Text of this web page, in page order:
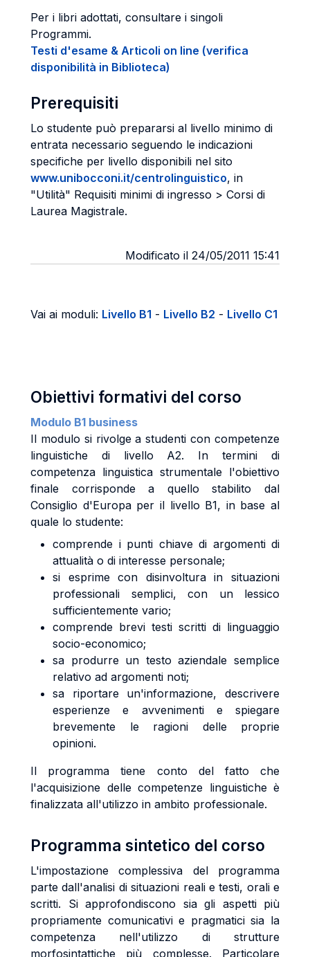
Per i libri adottati, consultare i singoli
Programmi.
Testi d'esame & Articoli on line (verifica
disponibilità in Biblioteca)
Prerequisiti
Lo studente può prepararsi al livello minimo di
entrata necessario seguendo le indicazioni
specifiche per livello disponibili nel sito
www.unibocconi.it/centrolinguistico, in
"Utilità" Requisiti minimi di ingresso > Corsi di
Laurea Magistrale.
Modificato il 24/05/2011 15:41
Vai ai moduli: Livello B1 - Livello B2 - Livello C1
Obiettivi formativi del corso
Modulo B1 business
Il modulo si rivolge a studenti con competenze
linguistiche di livello A2. In termini di
competenza linguistica strumentale l'obiettivo
finale corrisponde a quello stabilito dal
Consiglio d'Europa per il livello B1, in base al
quale lo studente:
comprende i punti chiave di argomenti di
attualità o di interesse personale;
si esprime con disinvoltura in situazioni
professionali semplici, con un lessico
sufficientemente vario;
comprende brevi testi scritti di linguaggio
socio-economico;
sa produrre un testo aziendale semplice
relativo ad argomenti noti;
sa riportare un'informazione, descrivere
esperienze e avvenimenti e spiegare
brevemente le ragioni delle proprie
opinioni.
Il programma tiene conto del fatto che
l'acquisizione delle competenze linguistiche è
finalizzata all'utilizzo in ambito professionale.
Programma sintetico del corso
L'impostazione complessiva del programma
parte dall'analisi di situazioni reali e testi, orali e
scritti. Si approfondiscono sia gli aspetti più
propriamente comunicativi e pragmatici sia la
competenza nell'utilizzo di strutture
morfosintattiche più complesse. Particolare